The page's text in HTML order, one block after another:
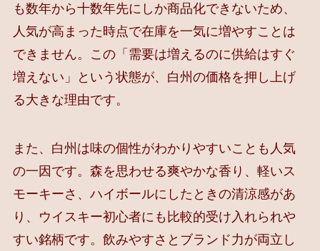
も数年から十数年先にしか商品化できないため、
人気が高まった時点で在庫を一気に増やすことは
できません。この「需要は増えるのに供給はすぐ
増えない」という状態が、白州の価格を押し上げ
る大きな理由です。
また、白州は味の個性がわかりやすいことも人気
の一因です。森を思わせる爽やかな香り、軽いス
モーキーさ、ハイボールにしたときの清涼感があ
り、ウイスキー初心者にも比較的受け入れられや
すい銘柄です。飲みやすさとブランド力が両立し